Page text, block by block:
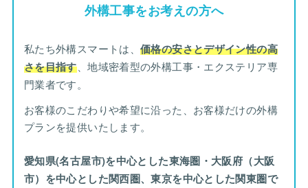
外構工事をお考えの方へ
私たち外構スマートは、価格の安さとデザイン性の高
さを目指す、地域密着型の外構工事・エクステリア専
門業者です。
お客様のこだわりや希望に沿った、お客様だけの外構
プランを提供いたします。
愛知県(名古屋市)を中心とした東海圏・大阪府（大阪
市）を中心とした関西圏、東京を中心とした関東圏で